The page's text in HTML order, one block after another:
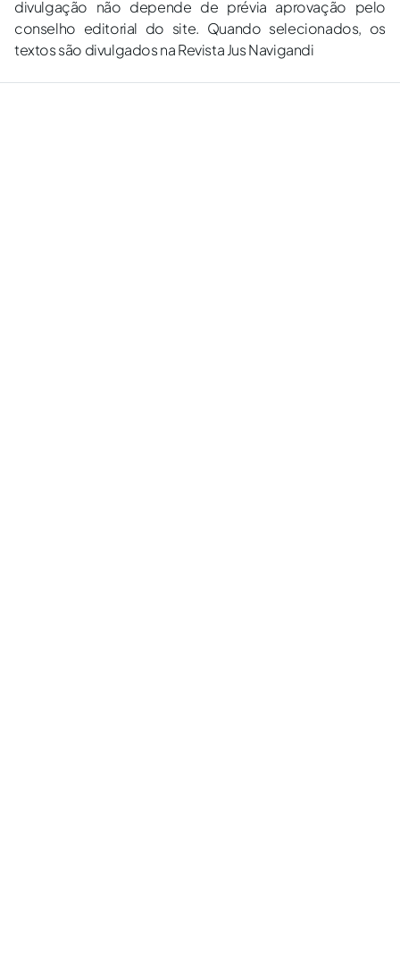
divulgação não depende de prévia aprovação pelo
conselho editorial do site. Quando selecionados, os
textos são divulgados na Revista Jus Navigandi